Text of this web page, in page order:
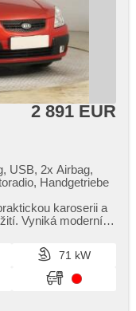
2 891 EUR
USB, 2x Airbag,
Handgetriebe
karoserii a
Vyniká moderní
71 kW